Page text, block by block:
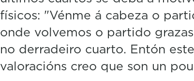
físicos: "Vénme á cabeza o
onde volvemos o partido
no derradeiro cuarto. Entón
valoracións creo que son un